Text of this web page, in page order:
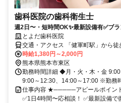
歯科医院の歯科衛生士
週2日〜・短時間OK✨最新設備有✅ブ
とよだ歯科医院
交通・アクセス 「健軍町駅」から徒
時給1,380円～2,000円
熊本県熊本市東区
勤務時間詳細 ◆月・火・木・金
9:00～12:30、14:00～17:00 ※勤務
仕事内容 ★─────アピールポイン
✅1日4時間〜応相談！ ✅最新設備